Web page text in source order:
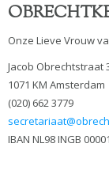
Onze Lieve Vrouw
Jacob Obrechtstraat
1071 KM Amsterdam
(020) 662 3779
IBAN NL98 INGB